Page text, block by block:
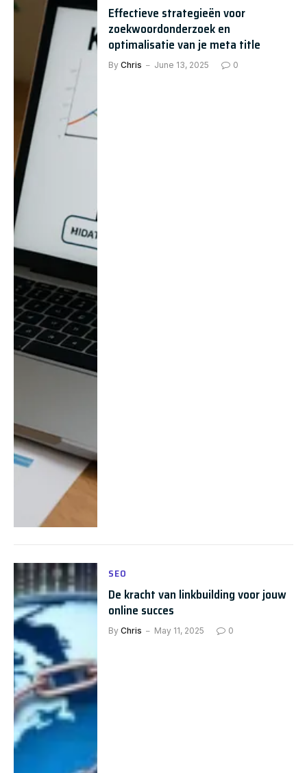
Effectieve strategieën voor
zoekwoordonderzoek en
optimalisatie van je meta title
By Chris June 13, 2025 0
SEO
De kracht van linkbuilding voor jouw
online succes
By Chris May 11, 2025 0